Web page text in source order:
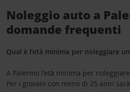
Noleggio auto a
domande frequenti
Qual è l’età minima per noleggiare
A Palermo l’età minima per
Per i giovani con meno di 25 anni